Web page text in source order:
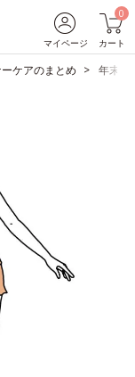
マイページ
0
カート
ケアのまとめ 年末年